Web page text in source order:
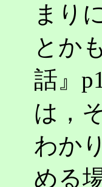
まり
とか
話』
は，
わか
める